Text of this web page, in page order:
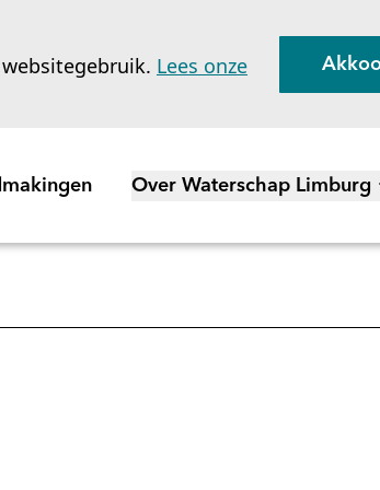
Lees onze
Toon submenu voor Over
Over Waterschap Limburg